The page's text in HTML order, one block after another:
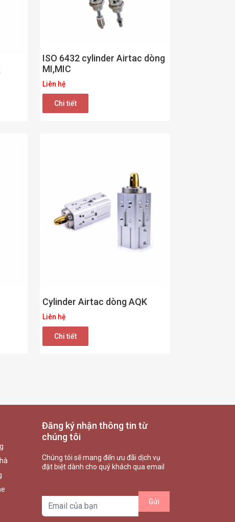
ISO 6432 cylinder Airtac dòng
MI,MIC
Liên hệ
Chi tiết
Cylinder Airtac dòng AQK
Liên hệ
Chi tiết
Đăng ký nhận thông tin từ
chúng tôi
Chúng tôi sẽ mang đến ưu đãi dịch vụ
đặt biệt dành cho quý khách qua email